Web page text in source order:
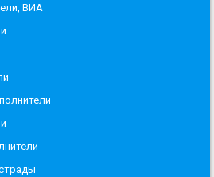
ВИА